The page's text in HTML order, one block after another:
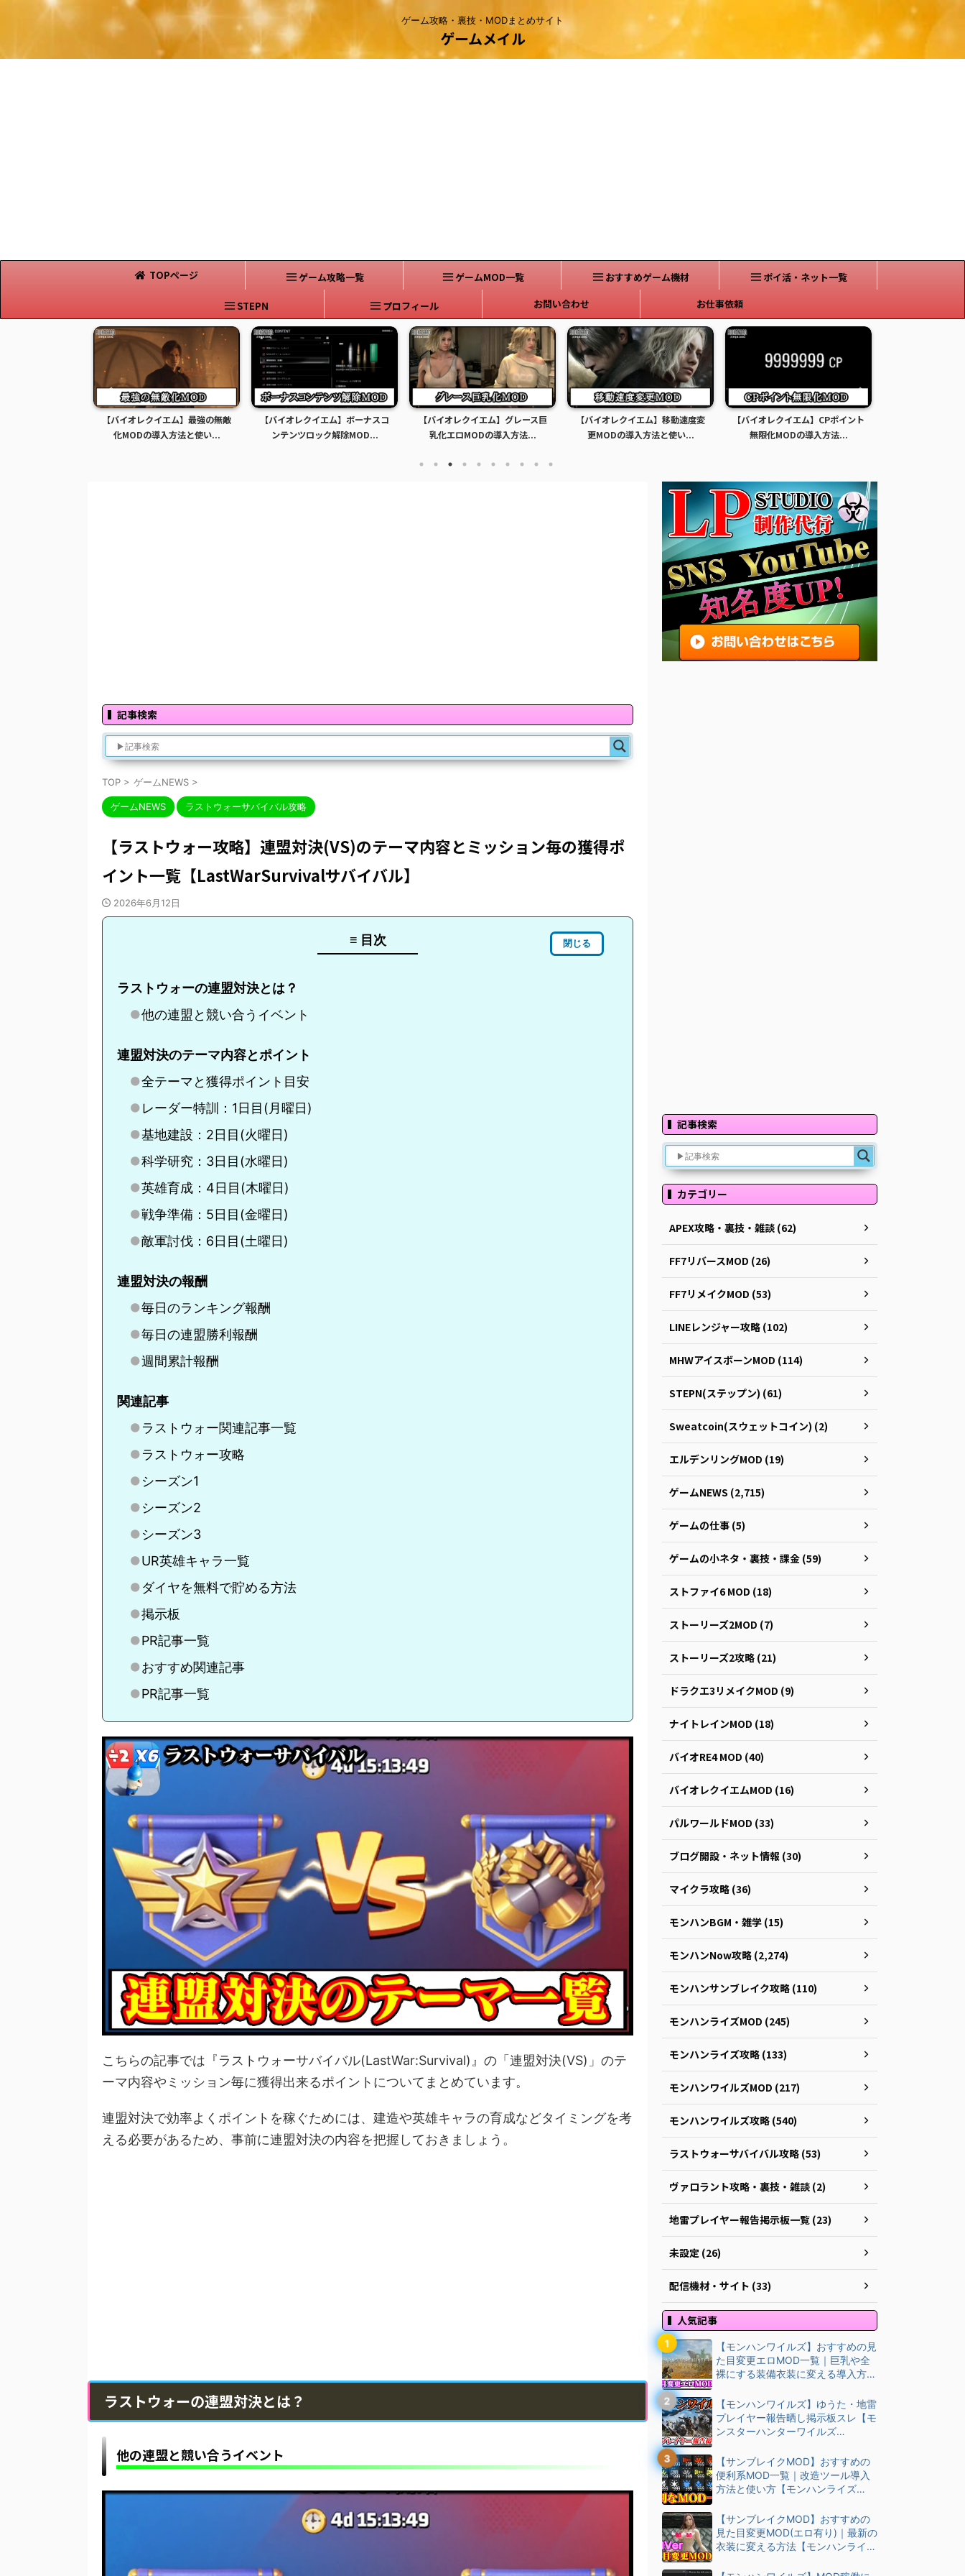
ゲーム攻略・裏技・MODまとめサイト
ゲームメイル
TOPページ ゲーム攻略一覧 ゲームMOD一覧 おすすめゲーム機材 ポイ活・ネット一覧
STEPN プロフィール お問い合わせ お仕事依頼
【バイオレクイエム】最強の無敵
化MODの導入方法と使い...
【バイオレクイエム】ボーナスコ
ンテンツロック解除MOD...
【バイオレクイエム】グレース巨
乳化エロMODの導入方法...
【バイオレクイエム】移動速度変
更MODの導入方法と使い...
【バイオレクイエム】CPポイント
無限化MODの導入方法...
記事検索
TOP > ゲームNEWS >
ゲームNEWS ラストウォーサバイバル攻略
【ラストウォー攻略】連盟対決(VS)のテーマ内容とミッション毎の獲得ポ
イント一覧【LastWarSurvivalサバイバル】
2026年6月12日
≡ 目次 閉じる
ラストウォーの連盟対決とは？
他の連盟と競い合うイベント
連盟対決のテーマ内容とポイント
全テーマと獲得ポイント目安
レーダー特訓：1日目(月曜日)
基地建設：2日目(火曜日)
科学研究：3日目(水曜日)
英雄育成：4日目(木曜日)
戦争準備：5日目(金曜日)
敵軍討伐：6日目(土曜日)
連盟対決の報酬
毎日のランキング報酬
毎日の連盟勝利報酬
週間累計報酬
関連記事
ラストウォー関連記事一覧
ラストウォー攻略
シーズン1
シーズン2
シーズン3
UR英雄キャラ一覧
ダイヤを無料で貯める方法
掲示板
PR記事一覧
おすすめ関連記事
PR記事一覧
こちらの記事では『ラストウォーサバイバル(LastWar:Survival)』の「連盟対決(VS)」のテ
ーマ内容やミッション毎に獲得出来るポイントについてまとめています。
連盟対決で効率よくポイントを稼ぐためには、建造や英雄キャラの育成などタイミングを考
える必要があるため、事前に連盟対決の内容を把握しておきましょう。
ラストウォーの連盟対決とは？
他の連盟と競い合うイベント
記事検索
カテゴリー
APEX攻略・裏技・雑談 (62)
FF7リバースMOD (26)
FF7リメイクMOD (53)
LINEレンジャー攻略 (102)
MHWアイスボーンMOD (114)
STEPN(ステップン) (61)
Sweatcoin(スウェットコイン) (2)
エルデンリングMOD (19)
ゲームNEWS (2,715)
ゲームの仕事 (5)
ゲームの小ネタ・裏技・課金 (59)
ストファイ6 MOD (18)
ストーリーズ2MOD (7)
ストーリーズ2攻略 (21)
ドラクエ3リメイクMOD (9)
ナイトレインMOD (18)
バイオRE4 MOD (40)
バイオレクイエムMOD (16)
パルワールドMOD (33)
ブログ開設・ネット情報 (30)
マイクラ攻略 (36)
モンハンBGM・雑学 (15)
モンハンNow攻略 (2,274)
モンハンサンブレイク攻略 (110)
モンハンライズMOD (245)
モンハンライズ攻略 (133)
モンハンワイルズMOD (217)
モンハンワイルズ攻略 (540)
ラストウォーサバイバル攻略 (53)
ヴァロラント攻略・裏技・雑談 (2)
地雷プレイヤー報告掲示板一覧 (23)
未設定 (26)
配信機材・サイト (33)
人気記事
【モンハンワイルズ】おすすめの見
た目変更エロMOD一覧｜巨乳や全
裸にする装備衣装に変える導入方
【モンハンワイルズ】ゆうた・地雷
プレイヤー報告晒し掲示板スレ【モ
ンスターハンターワイルズ
【サンブレイクMOD】おすすめの
便利系MOD一覧｜改造ツール導入
方法と使い方【モンハンライズ
【サンブレイクMOD】おすすめの
見た目変更MOD(エロ有り)｜最新の
衣装に変える方法【モンハンライズ